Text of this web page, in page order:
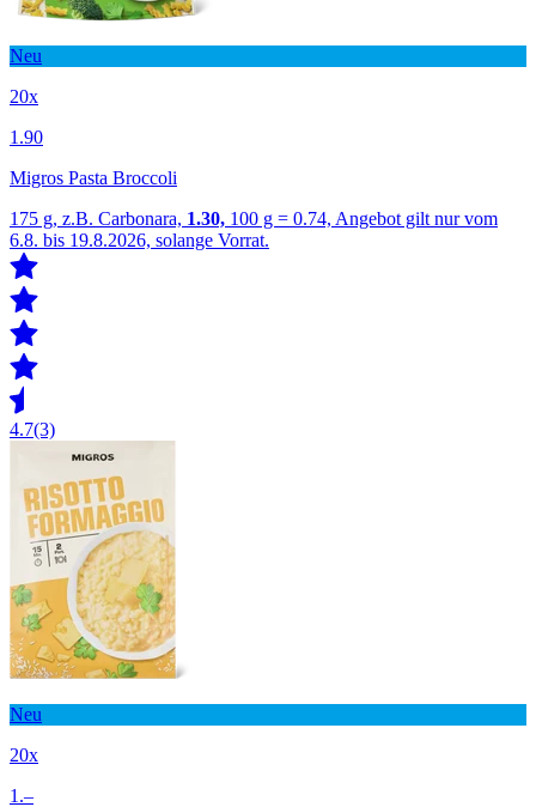
Neu
20x
1.90
Migros Pasta Broccoli
175 g, z.B. Carbonara, 1.30, 100 g = 0.74, Angebot gilt nur vom
6.8. bis 19.8.2026, solange Vorrat.
4.7(3)
Neu
20x
1.–